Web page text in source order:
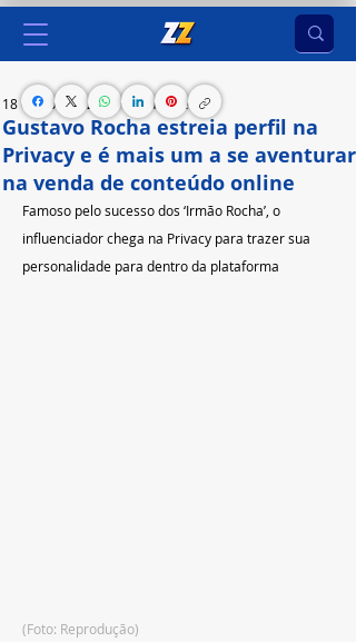
Gustavo Rocha estreia perfil na
Privacy e é mais um a se aventurar
na venda de conteúdo online
18 de abr. de 2023 1 min de leitura
Famoso pelo sucesso dos ‘Irmão Rocha’, o
influenciador chega na Privacy para trazer sua
personalidade para dentro da plataforma
(Foto: Reprodução)